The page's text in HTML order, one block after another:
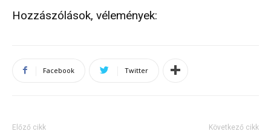
Hozzászólások, vélemények:
Facebook Twitter
Előző cikk Következő cikk